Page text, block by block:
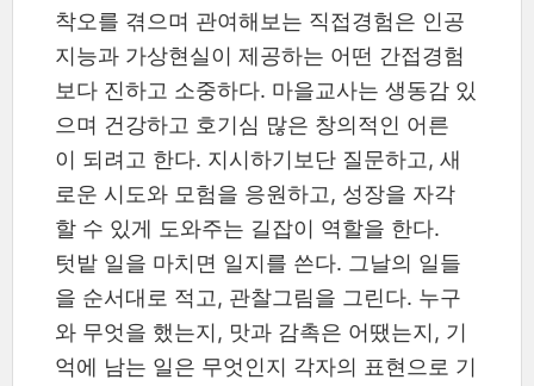
착오를 겪으며 관여해보는 직접경험은 인공
지능과 가상현실이 제공하는 어떤 간접경험
보다 진하고 소중하다. 마을교사는 생동감 있
으며 건강하고 호기심 많은 창의적인 어른
이 되려고 한다. 지시하기보단 질문하고, 새
로운 시도와 모험을 응원하고, 성장을 자각
할 수 있게 도와주는 길잡이 역할을 한다.
텃밭 일을 마치면 일지를 쓴다. 그날의 일들
을 순서대로 적고, 관찰그림을 그린다. 누구
와 무엇을 했는지, 맛과 감촉은 어땠는지, 기
억에 남는 일은 무엇인지 각자의 표현으로 기